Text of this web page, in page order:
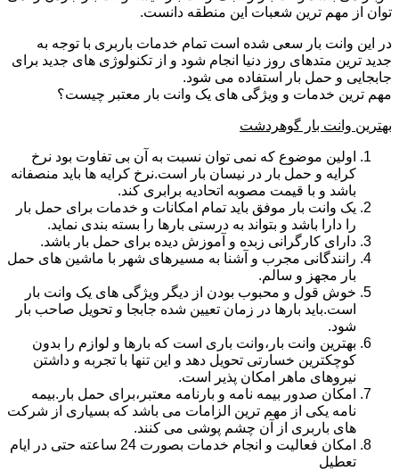
توان از مهم ترین شعبات این منطقه دانست.
در این وانت بار سعی شده است تمام خدمات باربری با توجه به
جدید ترین متدهای روز دنیا انجام شود و از تکنولوژی های جدید برای
جابجایی و حمل بار استفاده می شود.
مهم ترین خدمات و ویژگی های یک وانت بار معتبر چیست؟
بهترین وانت بار گوهردشت
اولین موضوع که نمی توان نسبت به آن بی تفاوت بود نرخ
کرایه و حمل بار در نیسان بار است.نرخ کرایه ها باید منصفانه
باشد و با قیمت مصوبه اتحادیه برابری کند.
یک وانت بار موفق باید تمام امکانات و خدمات برای حمل بار
را دارا باشد و بتواند به درستی بارها را بسته بندی نماید.
دارای کارگرانی زبده و آموزش دیده برای حمل بار باشد.
رانندگانی مجرب و آشنا به مسیرهای شهر با ماشین های حمل
بار مجهز و سالم.
خوش قول و محبوب بودن از دیگر ویژگی های یک وانت بار
است.باید بارها در زمان تعیین شده جابجا و تحویل صاحب بار
شود.
بهترین وانت بار،وانت باری است که بارها و لوازم را بدون
کوچکترین خسارتی تحویل دهد و این تنها با تجربه و داشتن
نیروهای ماهر امکان پذیر است.
امکان صدور بیمه نامه و بارنامه معتبر،برای حمل بار.بیمه
نامه یکی از مهم ترین الزامات می باشد که بسیاری از شرکت
های باربری از آن چشم پوشی می کنند.
امکان فعالیت و انجام خدمات بصورت 24 ساعته حتی در ایام
تعطیل